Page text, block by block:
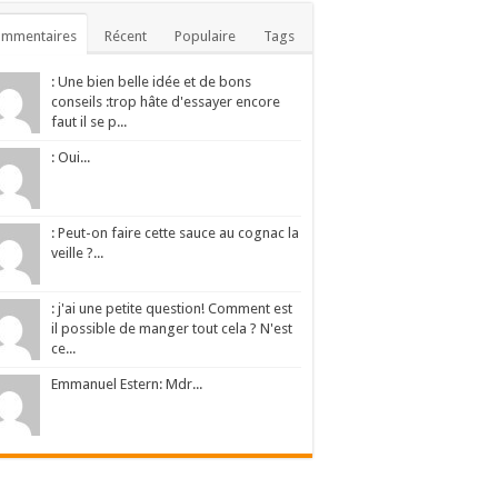
Récent Populaire Tags
: Une bien belle idée et de bons
conseils :trop hâte d'essayer encore
faut il se p...
: Oui...
: Peut-on faire cette sauce au cognac la
veille ?...
: j'ai une petite question! Comment est
il possible de manger tout cela ? N'est
ce...
Emmanuel Estern: Mdr...